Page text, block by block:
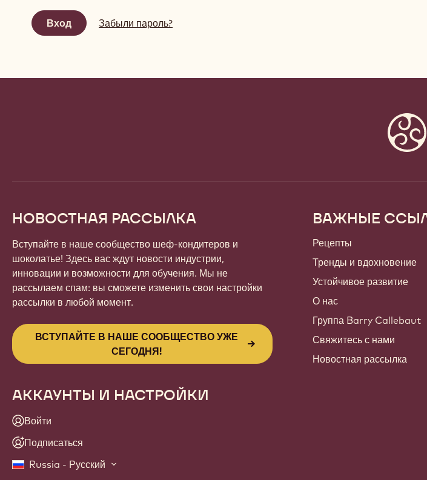
Забыли пароль?
НОВОСТНАЯ РАССЫЛКА
Вступайте в наше сообщество шеф-кондитеров и
шоколатье! Здесь вас ждут новости индустрии,
инновации и возможности для обучения. Мы не
рассылаем спам: вы сможете изменить свои настройки
рассылки в любой момент.
ВСТУПАЙТЕ В НАШЕ СООБЩЕСТВО УЖЕ
СЕГОДНЯ!
АККАУНТЫ И НАСТРОЙКИ
Войти
Подписаться
Russia - Русский
Footer
Callebaut
ВАЖНЫЕ
Рецепты
Тренды и вдохновение
Устойчивое развитие
О нас
Группа Barry Callebaut
Свяжитесь с нами
Новостная рассылка